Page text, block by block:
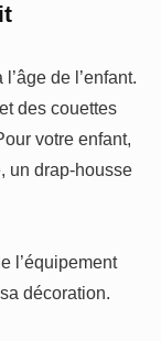
de l’enfant.
des couettes
votre enfant,
un drap-housse
l’équipement
décoration.